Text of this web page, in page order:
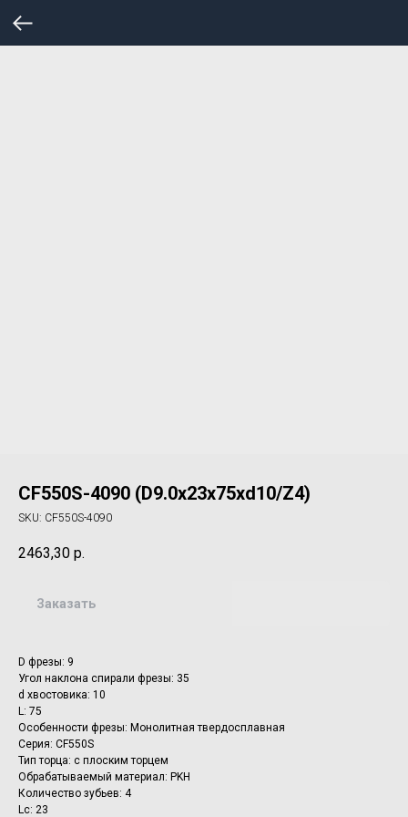
CF550S-4090 (D9.0x23x75xd10/Z4)
SKU: CF550S-4090
2463,30 р.
Заказать
D фрезы: 9
Угол наклона спирали фрезы: 35
d хвостовика: 10
L: 75
Особенности фрезы: Монолитная твердосплавная
Серия: CF550S
Тип торца: с плоским торцем
Обрабатываемый материал: PKH
Количество зубьев: 4
Lc: 23